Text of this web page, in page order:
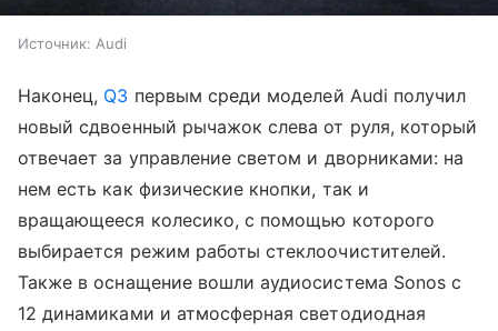
Источник: Audi
Наконец, Q3 первым среди моделей Audi получил
новый сдвоенный рычажок слева от руля, который
отвечает за управление светом и дворниками: на
нем есть как физические кнопки, так и
вращающееся колесико, с помощью которого
выбирается режим работы стеклоочистителей.
Также в оснащение вошли аудиосистема Sonos с
12 динамиками и атмосферная светодиодная